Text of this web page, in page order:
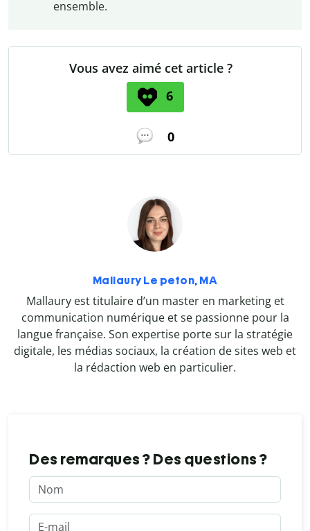
ensemble.
Vous avez aimé cet article ?
6
0
Mallaury Le peton, MA
Mallaury est titulaire d’un master en marketing et
communication numérique et se passionne pour la
langue française. Son expertise porte sur la stratégie
digitale, les médias sociaux, la création de sites web et
la rédaction web en particulier.
Des remarques ? Des questions ?